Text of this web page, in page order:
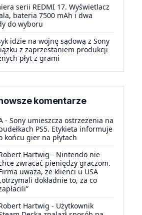
serii REDMI 17. Wyświetlacz
bateria 7500 mAh i dwa
do wyboru
idzie na wojnę sądową z Sony
z zaprzestaniem produkcji
płyt z grami
komentarze
- Sony umieszcza ostrzeżenia na
PS5. Etykieta informuje
końcu gier na płytach
Hartwig - Nintendo nie
zwracać pieniędzy graczom.
uważa, że klienci u USA
dokładnie to, za co
Hartwig - Użytkownik